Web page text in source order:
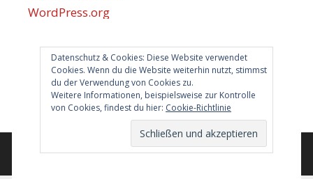
Datenschutz & Cookies: Diese Website verwendet
Cookies. Wenn du die Website weiterhin nutzt, stimmst
du der Verwendung von Cookies zu.
Weitere Informationen, beispielsweise zur Kontrolle
von Cookies, findest du hier: Cookie-Richtlinie
WordPress.org
Berlin hilft
info@berlin-hilft.com
© 2026 Berlin hilft!• Erstellt mitGeneratePress